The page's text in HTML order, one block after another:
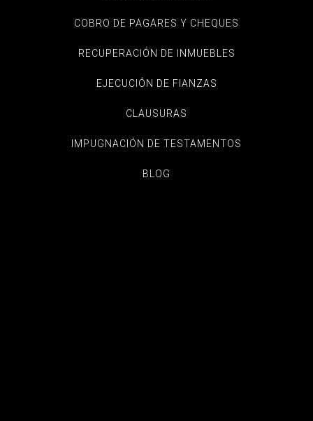
COBRO DE PAGARES Y CHEQUES
RECUPERACIÓN DE INMUEBLES
EJECUCIÓN DE FIANZAS
CLAUSURAS
IMPUGNACIÓN DE TESTAMENTOS
BLOG